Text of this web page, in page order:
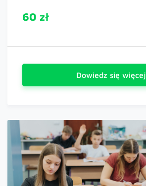
60 zł
Dowiedz się więcej